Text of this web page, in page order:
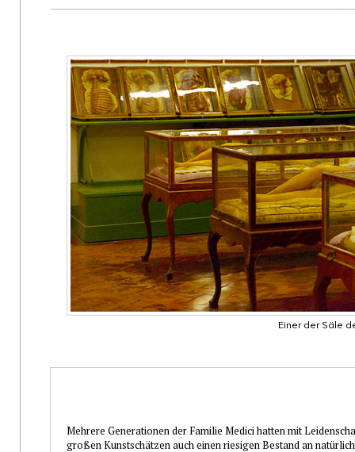
Einer der Säle
Mehrere Generationen der Familie Medici hatten mit
großen Kunstschätzen auch einen riesigen Bestand an